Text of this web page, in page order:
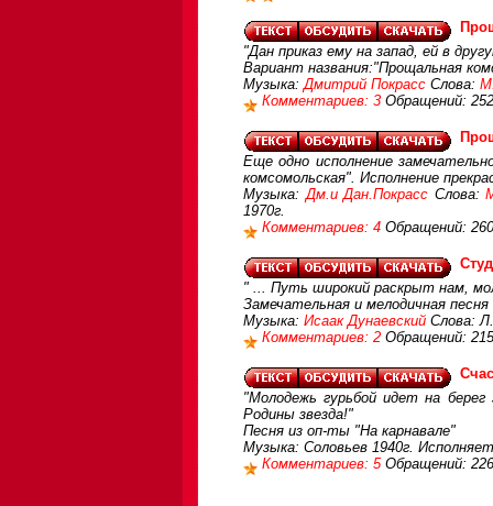
"Дан приказ ему на запад, ей в
Вариант названия:"Прощальная
Музыка:Дмитрий Покрасс Слова:
Комментариев: 3 Обращений:
Еще одно исполнение
комсомольская". Исполнение
Музыка:Дм.и Дан.Покрасс Слова:
1970г.
Комментариев: 4 Обращений:
" ... Путь широкий раскрыт нам,
Замечательная и мелодичная
Музыка: Исаак Дунаевский Слова:
Комментариев: 2 Обращений:
"Молодежь гурьбой идет на
Родины звезда!"
Песня из оп-ты "На карнавале"
Музыка: Соловьев 1940г.
Комментариев: 5 Обращений: